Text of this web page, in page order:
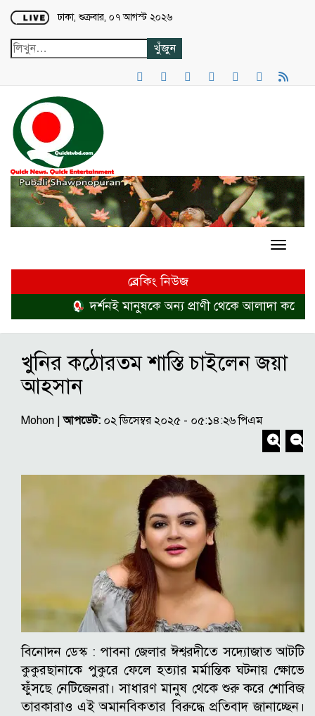
Loading...
ঢাকা, শুক্রবার, ০৭ আগস্ট ২০২৬
ব্রেকিং নিউজ
দর্শনই মানুষকে অন্য প্রাণী থেকে আলাদা করে
খুনির কঠোরতম শাস্তি চাইলেন জয়া
আহসান
Mohon |আপডেট: ০২ ডিসেম্বর ২০২৫ - ০৫:১৪:২৬ পিএম
বিনোদন ডেস্ক : পাবনা জেলার ঈশ্বরদীতে সদ্যোজাত আটটি
কুকুরছানাকে পুকুরে ফেলে হত্যার মর্মান্তিক ঘটনায় ক্ষোভে
ফুঁসছে নেটিজেনরা। সাধারণ মানুষ থেকে শুরু করে শোবিজ
তারকারাও এই অমানবিকতার বিরুদ্ধে প্রতিবাদ জানাচ্ছেন।